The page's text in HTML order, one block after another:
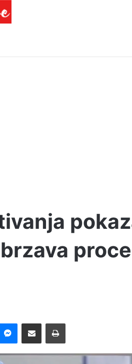
Messenger
Pošalji preko E-Maila Printaj